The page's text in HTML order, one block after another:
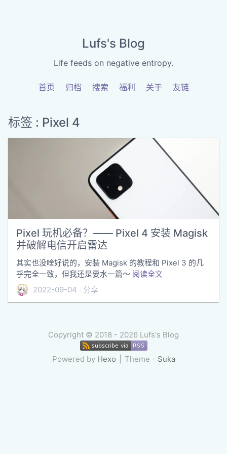
Lufs's Blog
Life feeds on negative entropy.
首页 归档 搜索 福利 关于 友链
标签 : Pixel 4
Pixel 玩机必备？—— Pixel 4 安装 Magisk
并破解电信开启雷达
其实也没啥好说的，安装 Magisk 的教程和 Pixel 3 的几
乎完全一致，但我还是要水一篇～ 阅读全文
2022-09-04
分享
Copyright © 2018 - 2026 Lufs's Blog
Powered by Hexo Theme - Suka